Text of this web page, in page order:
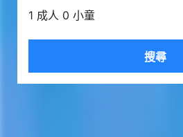
1 成人 0 小童
搜尋